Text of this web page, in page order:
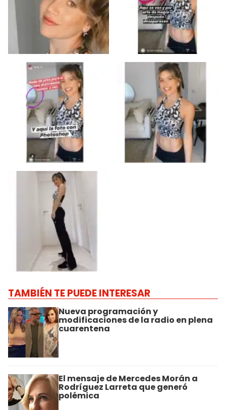
TAMBIÉN TE PUEDE INTERESAR
Nueva programación y
modificaciones de la radio en plena
cuarentena
El mensaje de Mercedes Morán a
Rodríguez Larreta que generó
polémica